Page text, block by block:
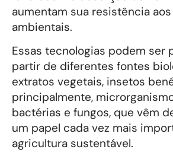
aumentam sua resistência
ambientais.
Essas tecnologias podem ser
partir de diferentes fontes
extratos vegetais, insetos
principalmente,
bactérias e fungos, que vêm
um papel cada vez mais
agricultura sustentável.